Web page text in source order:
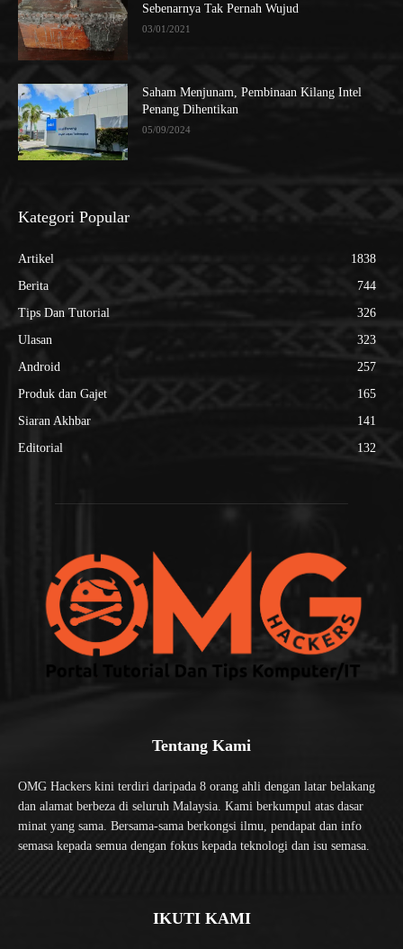
Sebenarnya Tak Pernah Wujud
03/01/2021
Saham Menjunam, Pembinaan Kilang Intel
Penang Dihentikan
05/09/2024
Kategori Popular
Artikel
1838
Berita
744
Tips Dan Tutorial
326
Ulasan
323
Android
257
Produk dan Gajet
165
Siaran Akhbar
141
Editorial
132
Tentang Kami
OMG Hackers kini terdiri daripada 8 orang ahli dengan latar belakang
dan alamat berbeza di seluruh Malaysia. Kami berkumpul atas dasar
minat yang sama. Bersama-sama berkongsi ilmu, pendapat dan info
semasa kepada semua dengan fokus kepada teknologi dan isu semasa.
IKUTI KAMI